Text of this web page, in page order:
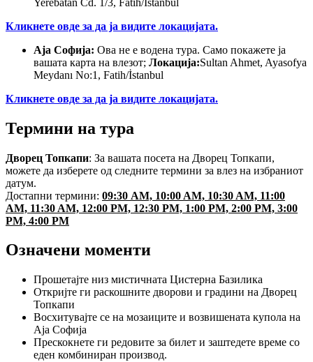
Кликнете овде за да ја видите локацијата.
Аја Софија: Ова не е водена тура. Само покажете ја
вашата карта на влезот; Локација:Sultan Ahmet, Ayasofya
Meydanı No:1, Fatih/İstanbul
Кликнете овде за да ја видите локацијата.
Термини на тура
Дворец Топкапи: За вашата посета на Дворец Топкапи,
можете да изберете од следните термини за влез на избраниот
датум.
Достапни термини: 09:30 AM, 10:00 AM, 10:30 AM, 11:00
AM, 11:30 AM, 12:00 PM, 12:30 PM, 1:00 PM, 2:00 PM, 3:00
PM, 4:00 PM
Означени моменти
Прошетајте низ мистичната Цистерна Базилика
Откријте ги раскошните дворови и градини на Дворец
Топкапи
Восхитувајте се на мозаиците и возвишената купола на
Аја Софија
Прескокнете ги редовите за билет и заштедете време со
еден комбиниран производ.